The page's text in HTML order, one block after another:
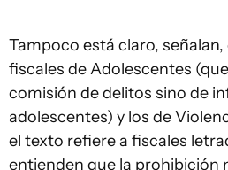
Tampoco está claro,
fiscales de Adolescentes
comisión de delitos sino de
adolescentes) y los de
el texto refiere a fiscales
entienden que la prohibición